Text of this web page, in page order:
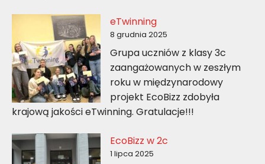
eTwinning
8 grudnia 2025
Grupa uczniów z klasy 3c
zaangażowanych w zeszłym
roku w międzynarodowy
projekt EcoBizz zdobyła
krajową jakości eTwinning. Gratulacje!!!
EcoBizz w 2c
1 lipca 2025